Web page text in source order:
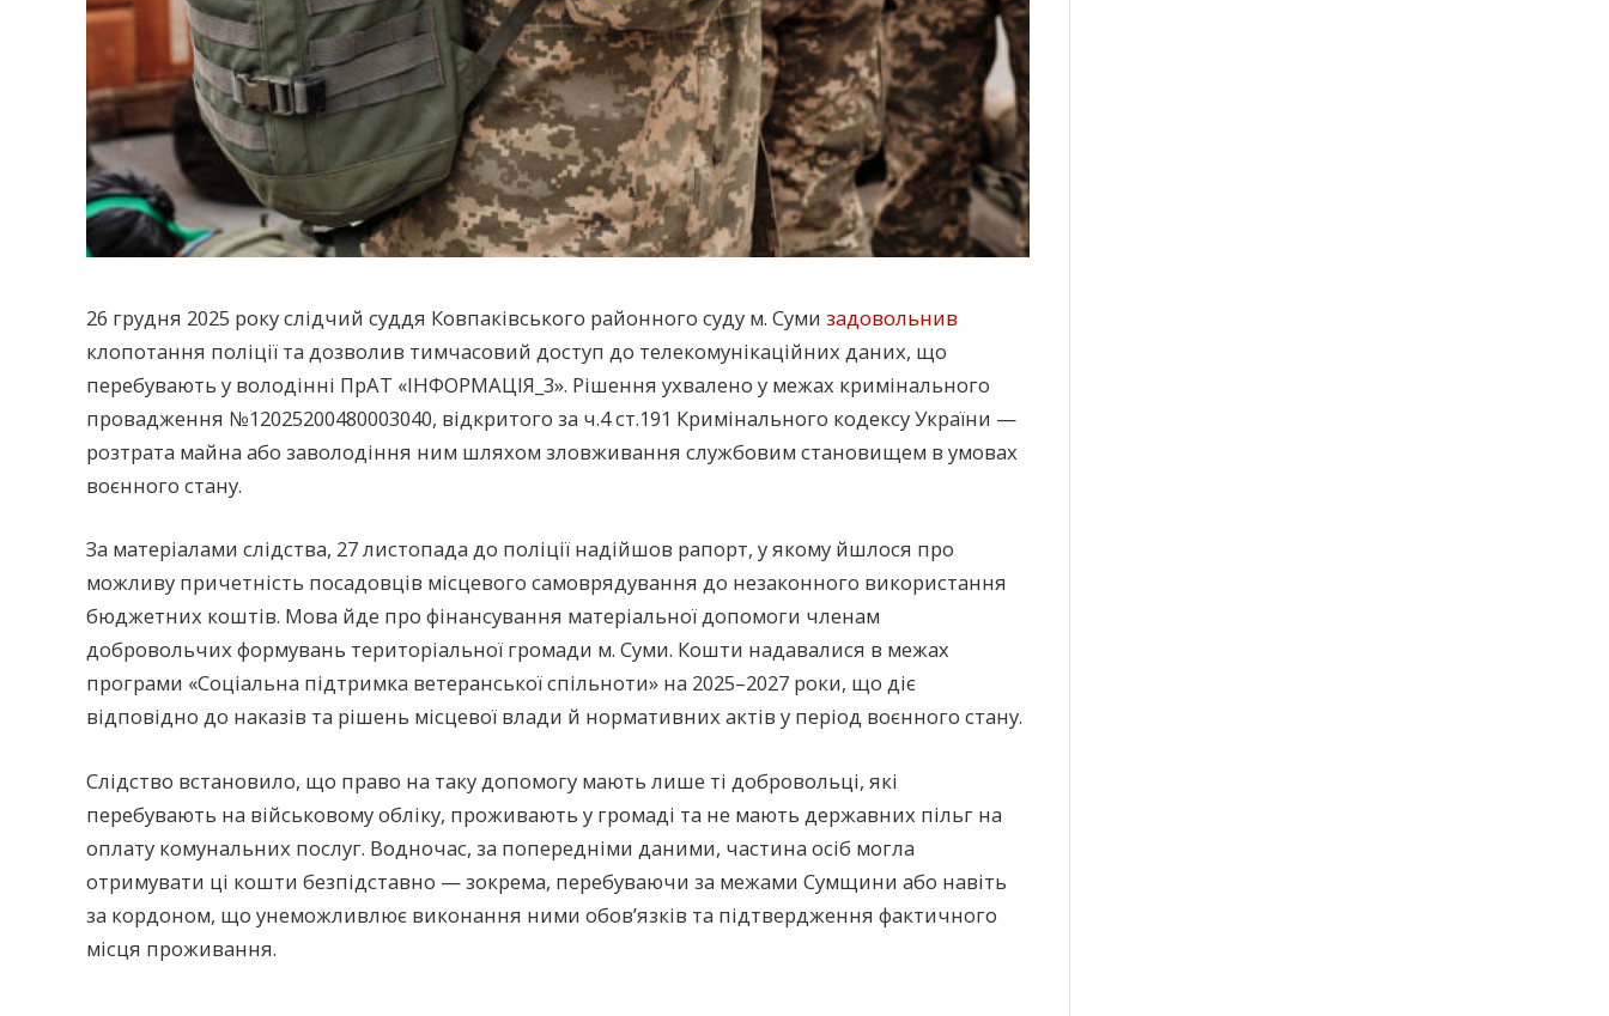
26 грудня 2025 року слідчий суддя Ковпаківського районного суду м. Суми задовольнив
клопотання поліції та дозволив тимчасовий доступ до телекомунікаційних даних, що
перебувають у володінні ПрАТ «ІНФОРМАЦІЯ_3». Рішення ухвалено у межах кримінального
провадження №12025200480003040, відкритого за ч.4 ст.191 Кримінального кодексу України —
розтрата майна або заволодіння ним шляхом зловживання службовим становищем в умовах
воєнного стану.
За матеріалами слідства, 27 листопада до поліції надійшов рапорт, у якому йшлося про
можливу причетність посадовців місцевого самоврядування до незаконного використання
бюджетних коштів. Мова йде про фінансування матеріальної допомоги членам
добровольчих формувань територіальної громади м. Суми. Кошти надавалися в межах
програми «Соціальна підтримка ветеранської спільноти» на 2025–2027 роки, що діє
відповідно до наказів та рішень місцевої влади й нормативних актів у період воєнного стану.
Слідство встановило, що право на таку допомогу мають лише ті добровольці, які
перебувають на військовому обліку, проживають у громаді та не мають державних пільг на
оплату комунальних послуг. Водночас, за попередніми даними, частина осіб могла
отримувати ці кошти безпідставно — зокрема, перебуваючи за межами Сумщини або навіть
за кордоном, що унеможливлює виконання ними обов’язків та підтвердження фактичного
місця проживання.